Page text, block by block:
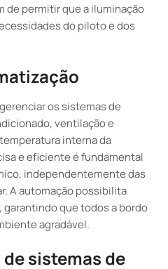
de permitir que a iluminação
do piloto e dos
os sistemas de
ventilação e
interna da
e eficiente é fundamental
independentemente das
A automação possibilita
que todos a bordo
agradável.
sistemas de